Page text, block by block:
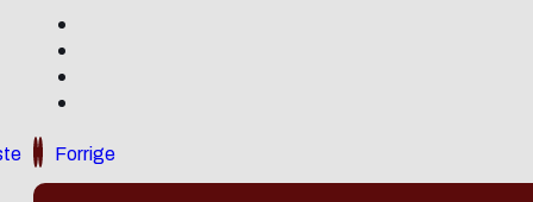
Forrige